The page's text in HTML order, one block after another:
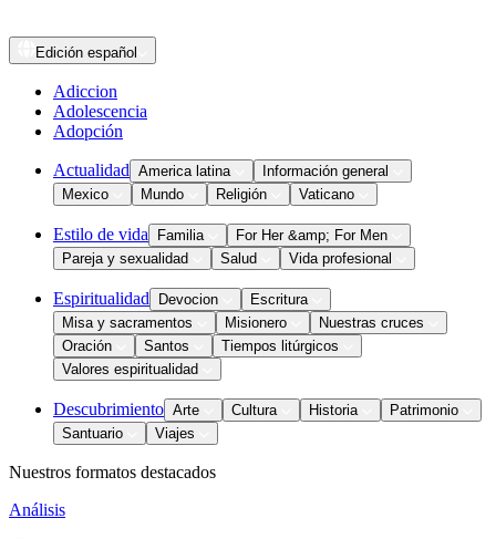
Edición español
Adiccion
Adolescencia
Adopción
Actualidad America latina
Información general
Mexico
Mundo Religión Vaticano
Estilo de vida Familia
For Her &amp; For Men
Pareja y sexualidad
Salud Vida profesional
Espiritualidad Devocion
Escritura
Misa y sacramentos
Misionero
Nuestras cruces
Oración
Santos
Tiempos litúrgicos
Valores espiritualidad
Descubrimiento Arte Cultura Historia
Patrimonio
Santuario
Viajes
Nuestros formatos destacados
Análisis